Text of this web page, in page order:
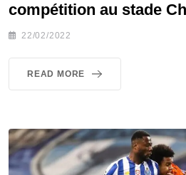
compétition au stade
22/02/2022
READ MORE